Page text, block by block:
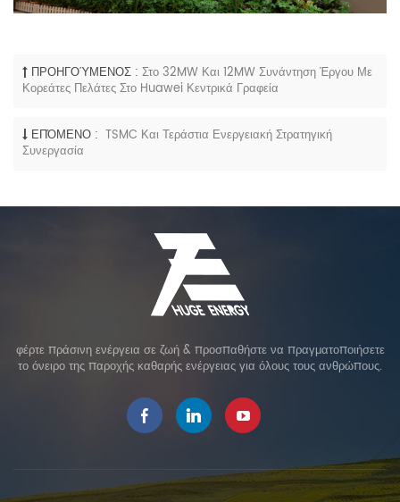
ΠΡΟΗΓΟΎΜΕΝΟΣ : Στο 32MW Και 12MW Συνάντηση Έργου Με
Κορεάτες Πελάτες Στο Huawei Κεντρικά Γραφεία
ΕΠΌΜΕΝΟ : TSMC Και Τεράστια Ενεργειακή Στρατηγική
Συνεργασία
φέρτε πράσινη ενέργεια σε ζωή & προσπαθήστε να πραγματοποιήσετε
το όνειρο της παροχής καθαρής ενέργειας για όλους τους ανθρώπους.